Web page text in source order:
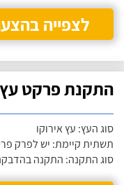
לצפייה
התקנת פרקט
סוג העץ: עץ אירוקו
תשתית קיימת: יש לפרק
סוג התקנה: התקנה